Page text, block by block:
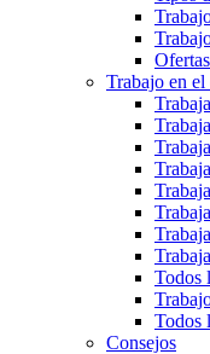
Trabajo en
Todos
Todos
Consejos